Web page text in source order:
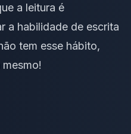
a leitura é
a habilidade de escrita
tem esse hábito,